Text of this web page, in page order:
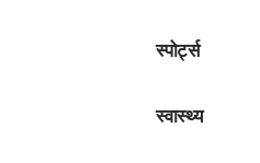
स्पोर्ट्स
स्वास्थ्य